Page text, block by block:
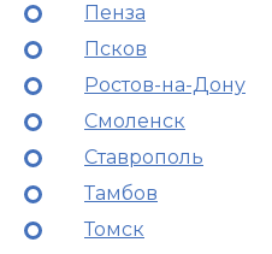
Пенза
Псков
Ростов-на-Дону
Смоленск
Ставрополь
Тамбов
Томск